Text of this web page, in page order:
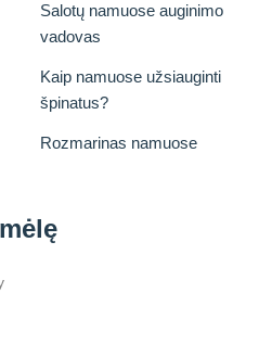
Salotų namuose auginimo
vadovas
Kaip namuose užsiauginti
špinatus?
Rozmarinas namuose